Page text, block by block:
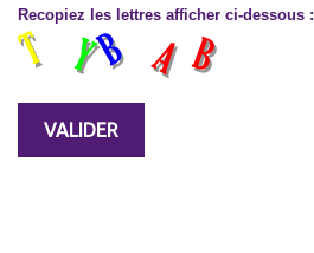
Recopiez les lettres afficher ci-dessous :